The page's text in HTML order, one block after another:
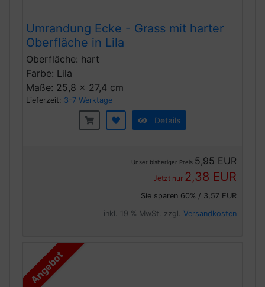
Umrandung Ecke - Grass mit harter
Oberfläche in Lila
Oberfläche: hart
Farbe: Lila
Maße: 25,8 x 27,4 cm
Lieferzeit: 3-7 Werktage
Details
Unser bisheriger Preis 5,95 EUR
Jetzt nur 2,38 EUR
Sie sparen 60% / 3,57 EUR
inkl. 19 % MwSt. zzgl. Versandkosten
Angebot